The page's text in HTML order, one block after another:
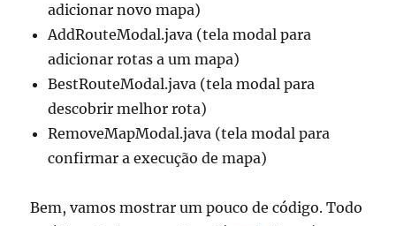
adicionar novo mapa)
AddRouteModal.java (tela modal para
adicionar rotas a um mapa)
BestRouteModal.java (tela modal para
descobrir melhor rota)
RemoveMapModal.java (tela modal para
confirmar a execução de mapa)
Bem, vamos mostrar um pouco de código. Todo